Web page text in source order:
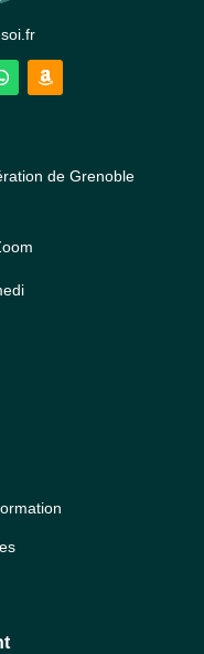
de Grenoble